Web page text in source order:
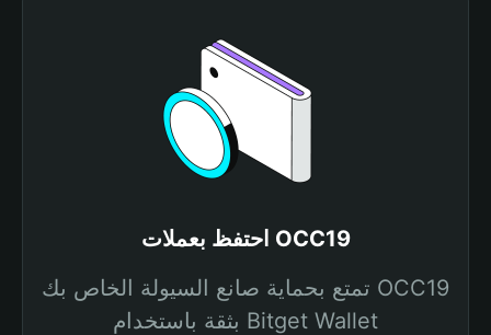
احتفظ بعملات OCC19
تمتع بحماية صانع السيولة الخاص بك OCC19
بثقة باستخدام Bitget Wallet